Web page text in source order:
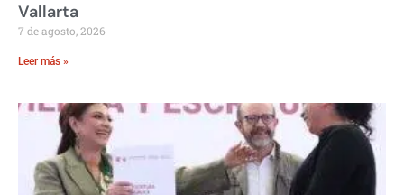
Vallarta
7 de agosto, 2026
Leer más »